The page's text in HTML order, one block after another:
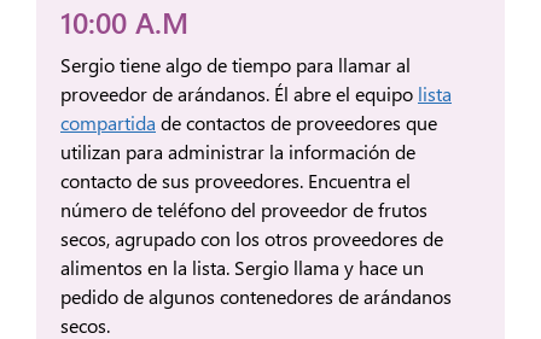
10:00 A.M
Sergio tiene algo de tiempo para llamar al
proveedor de arándanos. Él abre el equipo lista
compartida de contactos de proveedores que
utilizan para administrar la información de
contacto de sus proveedores. Encuentra el
número de teléfono del proveedor de frutos
secos, agrupado con los otros proveedores de
alimentos en la lista. Sergio llama y hace un
pedido de algunos contenedores de arándanos
secos.